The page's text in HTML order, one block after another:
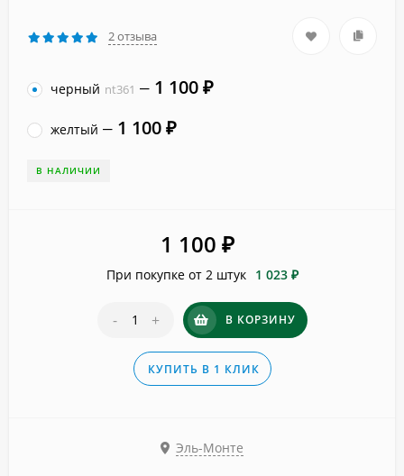
2 отзыва
черный nt361 1 100 ₽
желтый 1 100 ₽
В НАЛИЧИИ
1 100 ₽
При покупке от 2 штук 1 023 ₽
- + В КОРЗИНУ
КУПИТЬ В 1 КЛИК
Эль-Монте